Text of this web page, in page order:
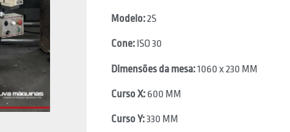
Modelo:2S
Cone:ISO 30
Dimensões da mesa:1060 x 230 MM
Curso X:600 MM
Curso Y:330 MM